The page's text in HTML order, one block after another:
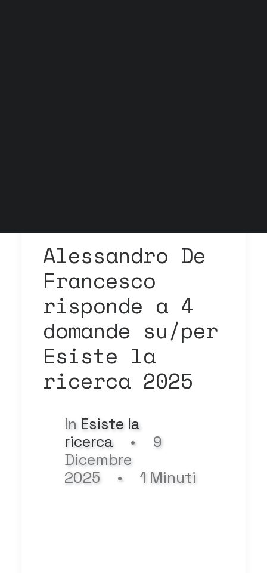
Alessandro De
Francesco
risponde a 4
domande su/per
Esiste la
ricerca 2025
In Esiste la
ricerca
•
9
Dicembre
2025
• 1 Minuti